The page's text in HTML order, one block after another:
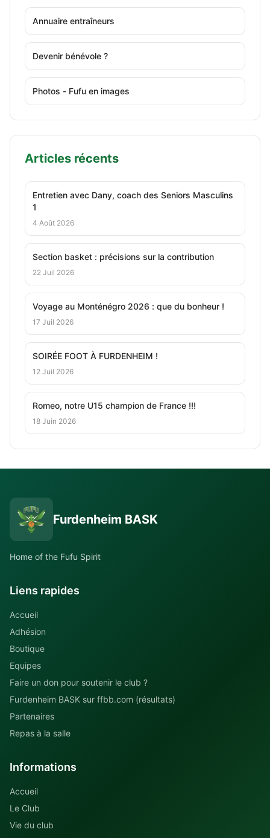
Annuaire entraîneurs
Devenir bénévole ?
Photos - Fufu en images
Articles récents
Entretien avec Dany, coach des Seniors Masculins
1
4 Août 2026
Section basket : précisions sur la contribution
22 Juil 2026
Voyage au Monténégro 2026 : que du bonheur !
17 Juil 2026
SOIRÉE FOOT À FURDENHEIM !
12 Juil 2026
Romeo, notre U15 champion de France !!!
18 Juin 2026
Furdenheim BASK
Home of the Fufu Spirit
Liens rapides
Accueil
Adhésion
Boutique
Equipes
Faire un don pour soutenir le club ?
Furdenheim BASK sur ffbb.com (résultats)
Partenaires
Repas à la salle
Informations
Accueil
Le Club
Vie du club